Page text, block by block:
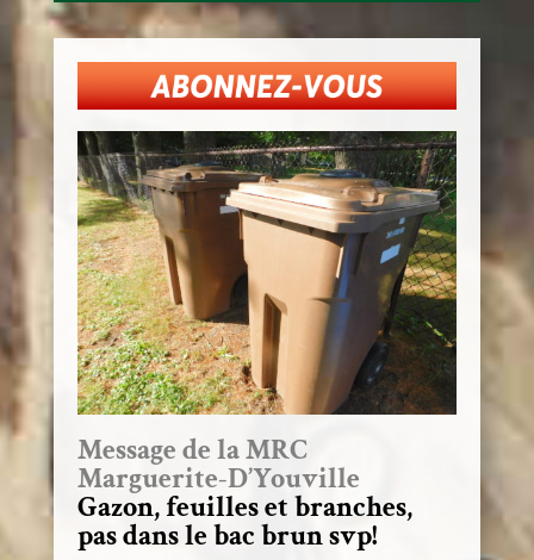
Message de la MRC
Marguerite-D’Youville
Gazon, feuilles et branches,
pas dans le bac brun svp!